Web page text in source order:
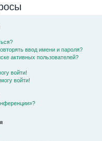
ввод имени и пароля?
активных пользователей?
войти!
войти!